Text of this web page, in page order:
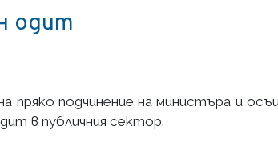
одит
пряко подчинение на министъра и
в публичния сектор.